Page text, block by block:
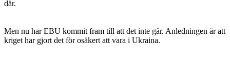
där.
Men nu har EBU kommit fram till att det inte går. Anledningen är att
kriget har gjort det för osäkert att vara i Ukraina.